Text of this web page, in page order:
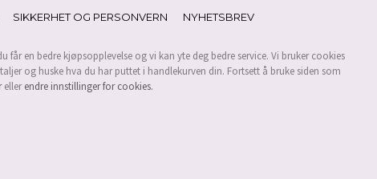
SIKKERHET OG PERSONVERN NYHETSBREV
får en bedre kjøpsopplevelse og vi kan yte deg bedre service. Vi bruker cookies
og huske hva du har puttet i handlekurven din. Fortsett å bruke siden som
ellerendre innstillinger for cookies.